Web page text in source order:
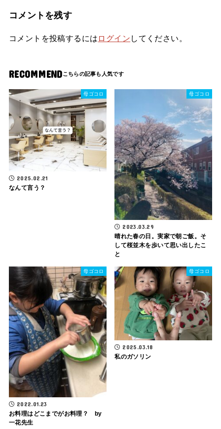
コメントを残す
コメントを投稿するには ログイン してください。
RECOMMEND
母ゴコロ
2025.02.21
なんて言う？
母ゴコロ
2023.03.29
晴れた春の日。実家で朝ご飯。そ
して桜並木を歩いて思い出したこ
と
母ゴコロ
2022.01.23
お料理はどこまでがお料理？ by
一花先生
母ゴコロ
2025.03.18
私のガソリン